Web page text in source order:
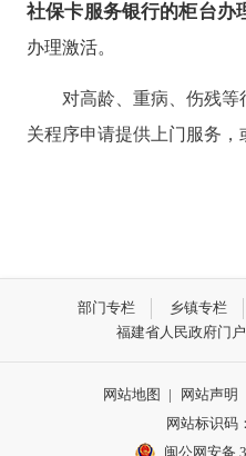
社保卡服务银行的柜台办
办理激活。
对高龄、重病、伤残
关程序申请提供上门服务，
部门专栏 乡镇专栏
福建省人民政府门
网站地图 | 网站声明
网站标识码
闽公网安备